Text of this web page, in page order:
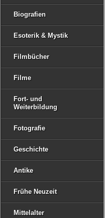
Biografien
Esoterik & Mystik
Filmbücher
Filme
Fort- und
Weiterbildung
Fotografie
Geschichte
Antike
Frühe Neuzeit
Mittelalter